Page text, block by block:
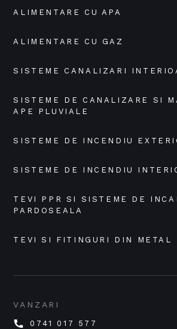
ALIMENTARE CU APA
ALIMENTARE CU GAZ
SISTEME CANALIZARI
SISTEME DE CANALIZARE SI
APE PLUVIALE
SISTEME DE INCENDIU
SISTEME DE INCENDIU
TEVI PPR SI SISTEME DE
PARDOSEALA
TEVI SI FITINGURI DIN METAL
VANZARI
0741 017 577